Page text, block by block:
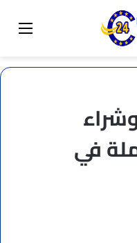
تبديل المظهر
في